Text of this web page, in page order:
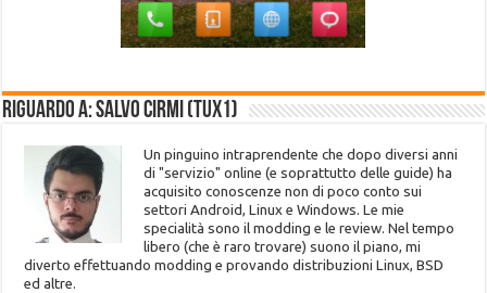
Riguardo a: Salvo Cirmi (Tux1)
Un pinguino intraprendente che dopo diversi anni
di "servizio" online (e soprattutto delle guide) ha
acquisito conoscenze non di poco conto sui
settori Android, Linux e Windows. Le mie
specialità sono il modding e le review. Nel tempo
libero (che è raro trovare) suono il piano, mi
diverto effettuando modding e provando distribuzioni Linux, BSD
ed altre.